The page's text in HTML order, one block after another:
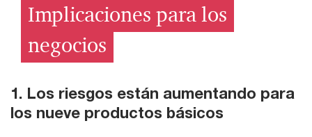
Implicaciones para los
negocios
1. Los riesgos están aumentando para
los nueve productos básicos